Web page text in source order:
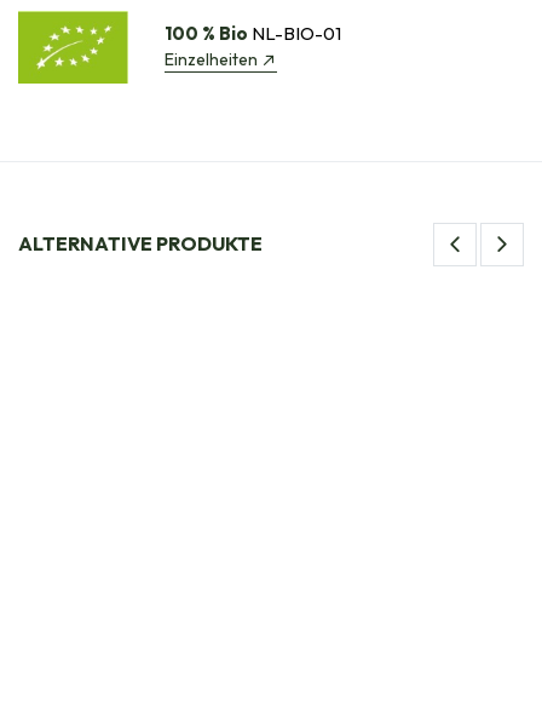
100 % Bio NL-BIO-01
Einzelheiten
ALTERNATIVE PRODUKTE